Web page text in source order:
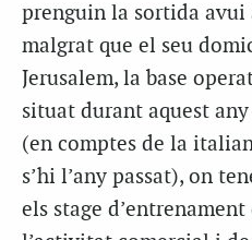
prenguin la sortida avui
malgrat que el seu
Jerusalem, la base
situat durant aquest
(en comptes de la
s’hi l’any passat), on
els stage